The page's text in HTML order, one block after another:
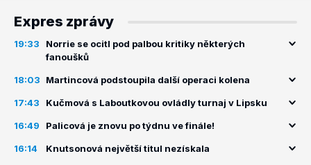
Expres zprávy
19:33
Norrie se ocitl pod palbou kritiky některých
fanoušků
18:03 Martincová podstoupila další operaci kolena
17:43 Kučmová s Laboutkovou ovládly turnaj v Lipsku
16:49 Palicová je znovu po týdnu ve finále!
16:14 Knutsonová největší titul nezískala